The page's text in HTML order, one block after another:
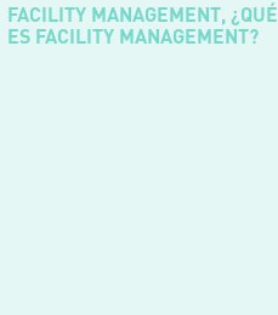
FACILITY MANAGEMENT, ¿QUÉ
ES FACILITY MANAGEMENT?